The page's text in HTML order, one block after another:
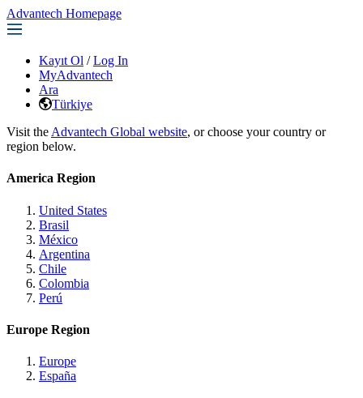
Advantech Homepage
Kayıt Ol / Log In
MyAdvantech
Ara
Türkiye
Visit the Advantech Global website, or choose your country or
region below.
America Region
United States
Brasil
México
Argentina
Chile
Colombia
Perú
Europe Region
Europe
España